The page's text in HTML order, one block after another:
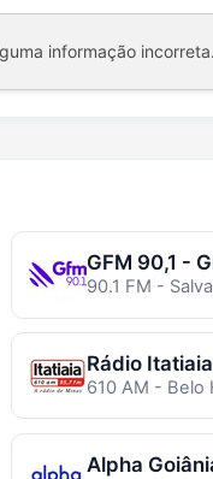
informação incorreta.
GFM 90,1 -
90.1 FM -
Rádio Itatiaia
610 AM - Belo
Alpha